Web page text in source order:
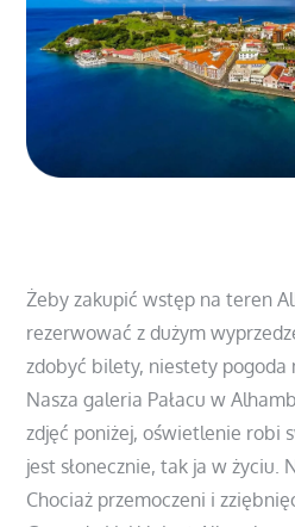
Żeby zakupić wstęp na teren
rezerwować z dużym
zdobyć bilety, niestety pogoda
Nasza galeria Pałacu w
zdjęć poniżej, oświetlenie robi
jest słonecznie, tak ja w życiu.
Chociaż przemoczeni i